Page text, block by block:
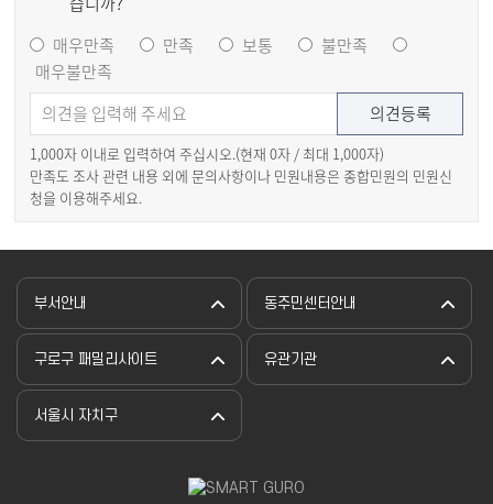
매우만족
만족 보통
불만족
매우불만족
1,000자 이내로 입력하여 주십시오.(현재 0자 / 최대 1,000자)
만족도 조사 관련 내용 외에 문의사항이나 민원내용은 종합민원의 민원신
청을 이용해주세요.
부서안내 동주민센터안내
구로구 패밀리사이트 유관기관
서울시 자치구